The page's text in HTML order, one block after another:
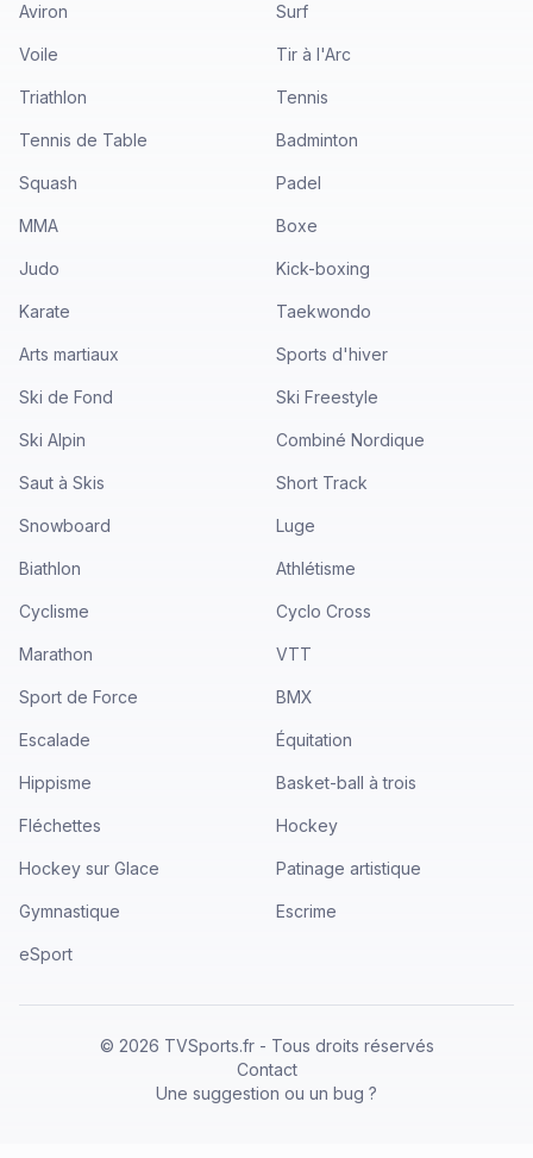
Aviron Surf
Voile Tir à l'Arc
Triathlon Tennis
Tennis de Table Badminton
Squash Padel
MMA Boxe
Judo Kick-boxing
Karate Taekwondo
Arts martiaux Sports d'hiver
Ski de Fond Ski Freestyle
Ski Alpin Combiné Nordique
Saut à Skis Short Track
Snowboard Luge
Biathlon Athlétisme
Cyclisme Cyclo Cross
Marathon VTT
Sport de Force BMX
Escalade Équitation
Hippisme Basket-ball à trois
Fléchettes Hockey
Hockey sur Glace Patinage artistique
Gymnastique Escrime
eSport
© 2026 TVSports.fr - Tous droits réservés
Contact
Une suggestion ou un bug ?